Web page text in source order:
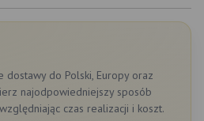
do Polski, Europy oraz
najodpowiedniejszy sposób
czas realizacji i koszt.